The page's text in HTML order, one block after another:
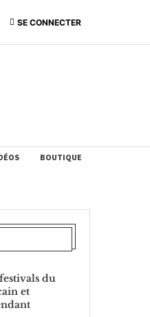
SE CONNECTER
BOUTIQUE
du
et